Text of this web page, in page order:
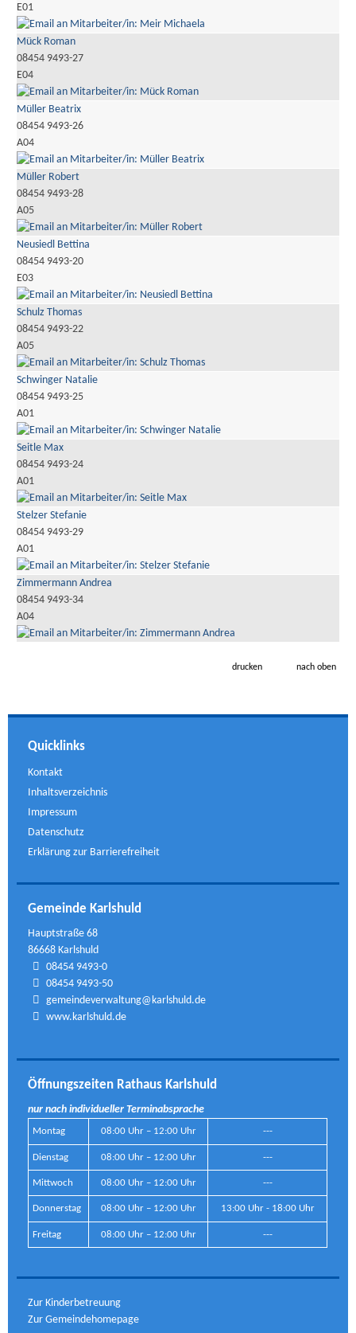
E01
Mück Roman
08454 9493-27
E04
Müller Beatrix
08454 9493-26
A04
Müller Robert
08454 9493-28
A05
Neusiedl Bettina
08454 9493-20
E03
Schulz Thomas
08454 9493-22
A05
Schwinger Natalie
08454 9493-25
A01
Seitle Max
08454 9493-24
A01
Stelzer Stefanie
08454 9493-29
A01
Zimmermann Andrea
08454 9493-34
A04
drucken nach oben
Quicklinks
Kontakt
Inhaltsverzeichnis
Impressum
Datenschutz
Erklärung zur Barrierefreiheit
Gemeinde Karlshuld
Hauptstraße 68
86668 Karlshuld
08454 9493-0
08454 9493-50
gemeindeverwaltung@karlshuld.de
www.karlshuld.de
Öffnungszeiten Rathaus Karlshuld
nur nach individueller Terminabsprache
Montag 08:00 Uhr – 12:00 Uhr ---
Dienstag 08:00 Uhr – 12:00 Uhr ---
Mittwoch 08:00 Uhr – 12:00 Uhr ---
Donnerstag 08:00 Uhr – 12:00 Uhr 13:00 Uhr - 18:00 Uhr
Freitag 08:00 Uhr – 12:00 Uhr ---
Zur Kinderbetreuung
Zur Gemeindehomepage